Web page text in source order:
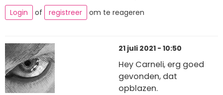
Login of registreer om te reageren
21 juli 2021 - 10:50
Hey Carneli, erg goed
gevonden, dat
opblazen.